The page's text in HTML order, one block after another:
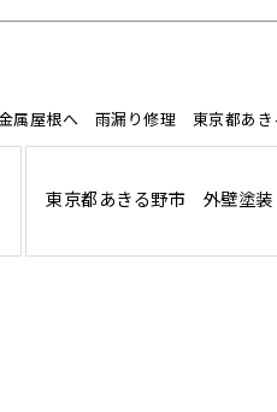
属屋根へ 雨漏り修理 東京都あ
東京都あきる野市 外壁塗